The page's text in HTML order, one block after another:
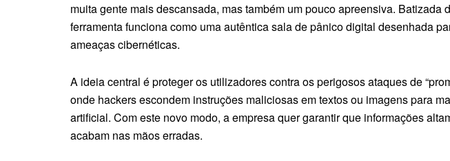
muita gente mais descansada, mas também um pouco apreensiva. Batizada
ferramenta funciona como uma autêntica sala de pânico digital desenhada
ameaças cibernéticas.
A ideia central é proteger os utilizadores contra os perigosos ataques de
onde hackers escondem instruções maliciosas em textos ou imagens para
artificial. Com este novo modo, a empresa quer garantir que informações
acabam nas mãos erradas.